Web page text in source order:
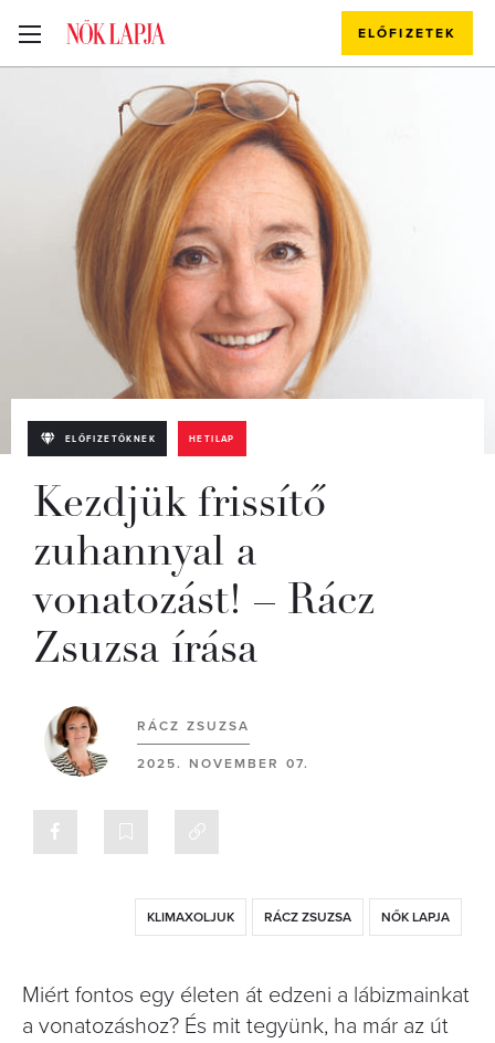
ELŐFIZETEK
ELŐFIZETŐKNEK HETILAP
Kezdjük frissítő
zuhannyal a
vonatozást! – Rácz
Zsuzsa írása
RÁCZ ZSUZSA
2025. NOVEMBER 07.
KLIMAXOLJUK RÁCZ ZSUZSA NŐK LAPJA
Miért fontos egy életen át edzeni a lábizmainkat
a vonatozáshoz? És mit tegyünk, ha már az út